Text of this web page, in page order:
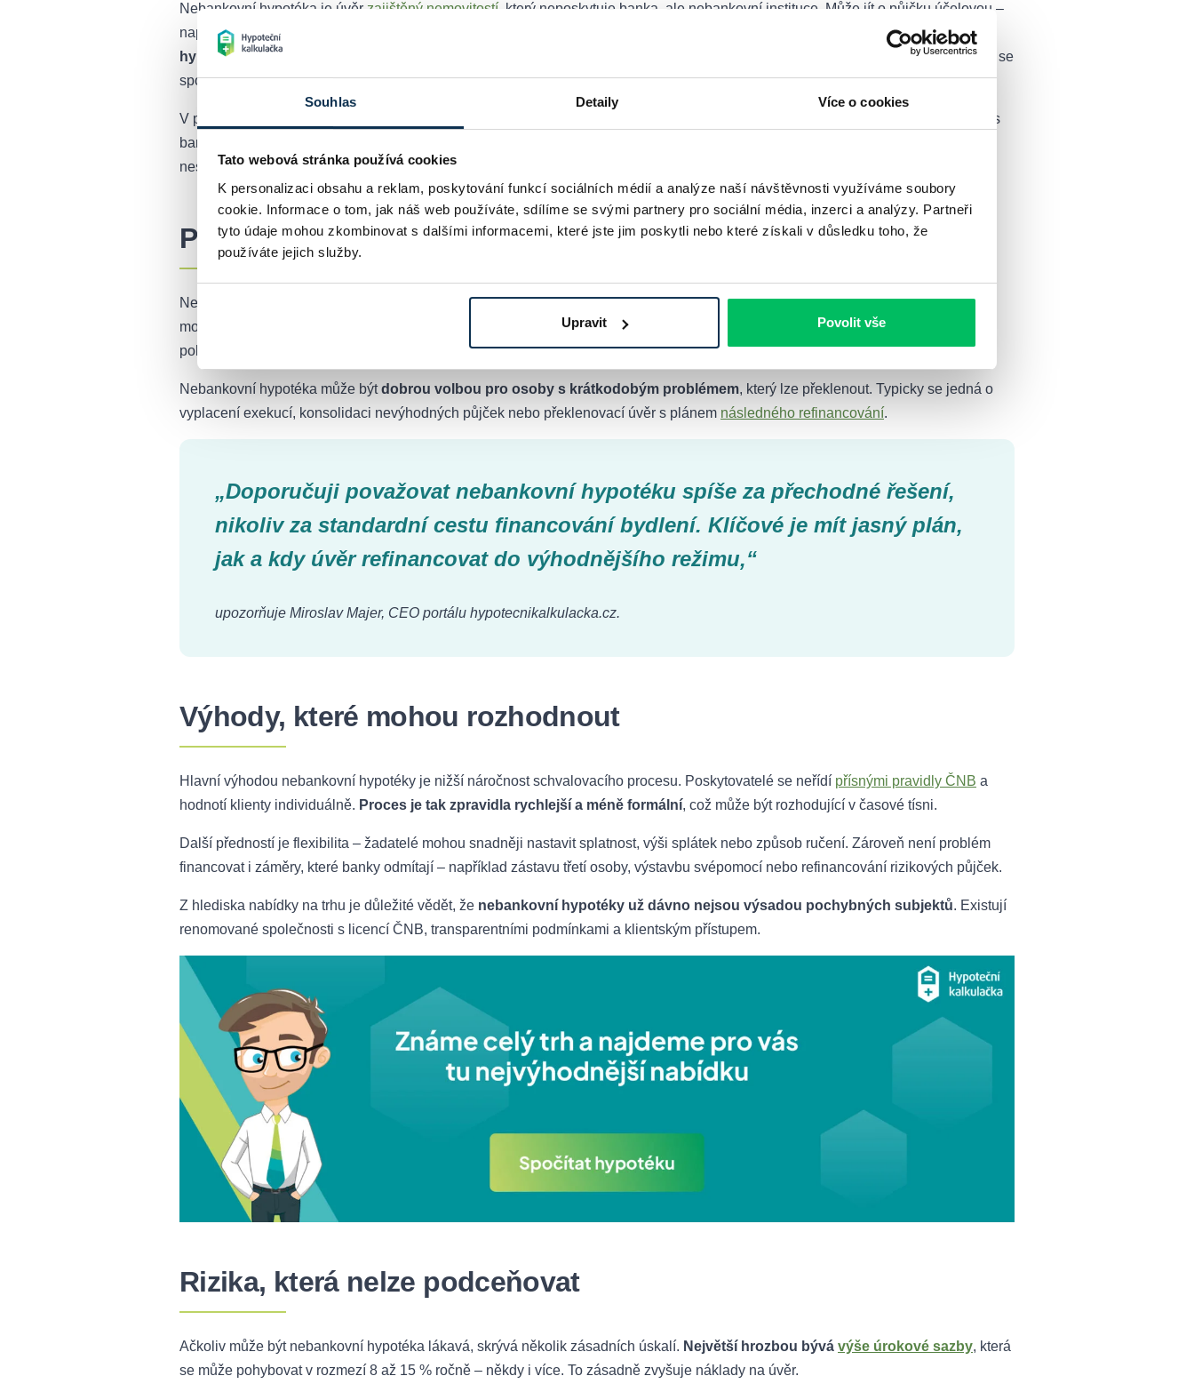
Souhlas Detaily Více o cookies
Tato webová stránka používá cookies
K personalizaci obsahu a reklam, poskytování funkcí sociálních médií a analýze naší návštěvnosti využíváme soubory
cookie. Informace o tom, jak náš web používáte, sdílíme se svými partnery pro sociální média, inzerci a analýzy. Partneři
tyto údaje mohou zkombinovat s dalšími informacemi, které jste jim poskytli nebo které získali v důsledku toho, že
používáte jejich služby.
Upravit Povolit vše
Nebankovní hypotéka je úvěr zajištěný nemovitostí , který neposkytuje banka, ale nebankovní instituce. Může jít o půjčku účelovou –
například na koupi nemovitosti –
Zásadním rozdílem oproti bankovní
hypotéce je přístup k posouzení žadatele.
Zatímco banky vyžadují doložení příjmu, čistý registr i bonitu, nebankovní společnosti se
spokojí s nižšími standardy.
V praxi to znamená, že o tento typ hypotéky mohou žádat i lidé se záznamem v registrech, s nepravidelným příjmem, po rozchodu s
bankou nebo ve složité životní situaci. Podmínkou ale zůstává vždy
nesplácení.
Pro koho je tato forma úvěru vhodná
Ne každý, kdo nedosáhne na hypotéku v bance, by měl automaticky zamířit k nebankovnímu poskytovateli. Pokud má žadatel
možnost upravit své poměry (například doplnit spoludlužníka, doložit další příjem, vyčistit registr), je obvykle výhodnější nejprve se
pokusit o bankovní řešení.
Nebankovní hypotéka může býtdobrou volbou pro osoby s krátkodobým problémem, který lze překlenout. Typicky se jedná o
vyplacení exekucí, konsolidaci nevýhodných půjček nebo překlenovací úvěr s plánem následného refinancování.
„Doporučuji považovat nebankovní hypotéku spíše za přechodné řešení,
nikoliv za standardní cestu financování bydlení. Klíčové je mít jasný plán,
jak a kdy úvěr refinancovat do výhodnějšího režimu,“
upozorňuje Miroslav Majer, CEO portálu hypotecnikalkulacka.cz.
Výhody, které mohou rozhodnout
Hlavní výhodou nebankovní hypotéky je nižší náročnost schvalovacího procesu. Poskytovatelé se neřídí přísnými pravidly ČNB a
hodnotí klienty individuálně. Proces je tak zpravidla rychlejší a méně formální, což může být rozhodující v časové tísni.
Další předností je flexibilita – žadatelé mohou snadněji nastavit splatnost, výši splátek nebo způsob ručení. Zároveň není problém
financovat i záměry, které banky odmítají – například zástavu třetí osoby, výstavbu svépomocí nebo refinancování rizikových půjček.
Z hlediska nabídky na trhu je důležité vědět, že nebankovní hypotéky už dávno nejsou výsadou pochybných subjektů. Existují
renomované společnosti s licencí ČNB, transparentními podmínkami a klientským přístupem.
Rizika, která nelze podceňovat
Ačkoliv může být nebankovní hypotéka lákavá, skrývá několik zásadních úskalí. Největší hrozbou bývá výše úrokové sazby, která
se může pohybovat v rozmezí 8 až 15 % ročně – někdy i více. To zásadně zvyšuje náklady na úvěr.